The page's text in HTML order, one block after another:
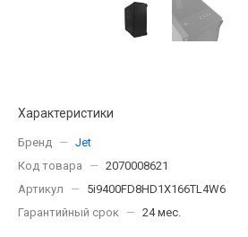
Характеристики
Бренд — Jet
Код товара
— 2070008621
Артикул
— 5i9400FD8HD1X166TL4W6
Гарантийный срок
— 24 мес.